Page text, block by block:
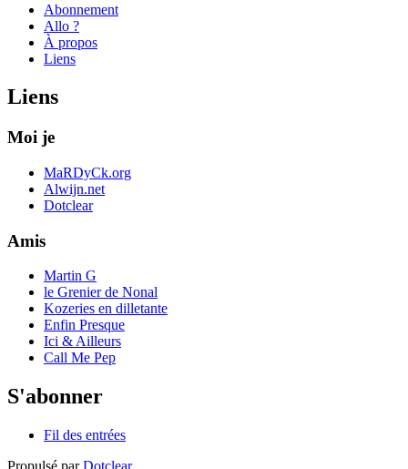
Abonnement
Allo ?
À propos
Liens
Liens
Moi je
MaRDyCk.org
Alwijn.net
Dotclear
Amis
Martin G
le Grenier de Nonal
Kozeries en dilletante
Enfin Presque
Ici & Ailleurs
Call Me Pep
S'abonner
Fil des entrées